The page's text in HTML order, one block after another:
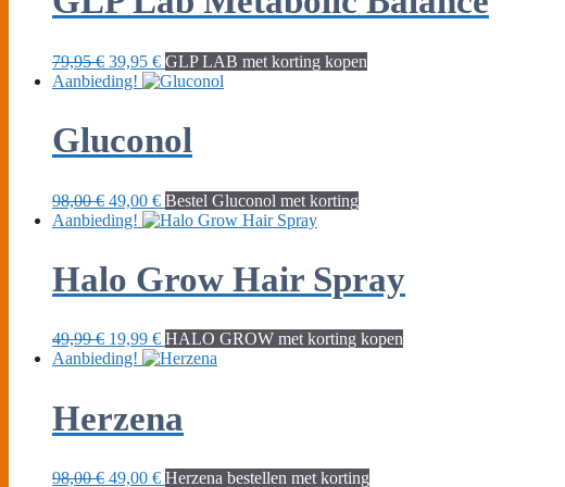
79,95€ Oorspronkelijke
prijs
39,95 €Huidige
prijs
GLP LAB met korting kopen
Aanbieding!
Gluconol
98,00€ Oorspronkelijke
prijs
49,00 €Huidige
prijs
Bestel Gluconol met korting
Aanbieding!
Halo Grow Hair Spray
49,99€ Oorspronkelijke
prijs
19,99 €Huidige
prijs
HALO GROW met korting kopen
Aanbieding!
Herzena
98,00€ Oorspronkelijke
49,00 €Huidige
Herzena bestellen met korting